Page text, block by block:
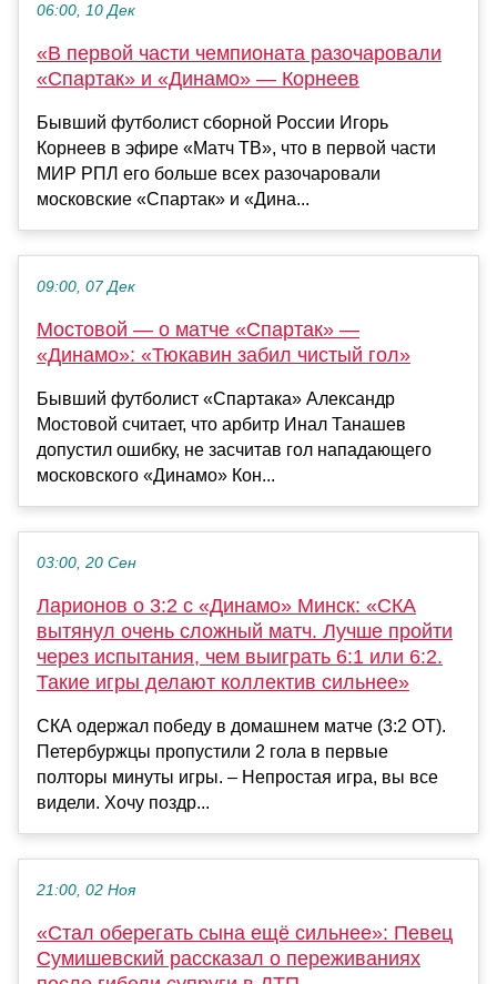
06:00, 10 Дек
«В первой части чемпионата разочаровали
«Спартак» и «Динамо» — Корнеев
Бывший футболист сборной России Игорь
Корнеев в эфире «Матч ТВ», что в первой части
МИР РПЛ его больше всех разочаровали
московские «Спартак» и «Дина...
09:00, 07 Дек
Мостовой — о матче «Спартак» —
«Динамо»: «Тюкавин забил чистый гол»
Бывший футболист «Спартака» Александр
Мостовой считает, что арбитр Инал Танашев
допустил ошибку, не засчитав гол нападающего
московского «Динамо» Кон...
03:00, 20 Сен
Ларионов о 3:2 с «Динамо» Минск: «СКА
вытянул очень сложный матч. Лучше пройти
через испытания, чем выиграть 6:1 или 6:2.
Такие игры делают коллектив сильнее»
СКА одержал победу в домашнем матче (3:2 ОТ).
Петербуржцы пропустили 2 гола в первые
полторы минуты игры. – Непростая игра, вы все
видели. Хочу поздр...
21:00, 02 Ноя
«Стал оберегать сына ещё сильнее»: Певец
Сумишевский рассказал о переживаниях